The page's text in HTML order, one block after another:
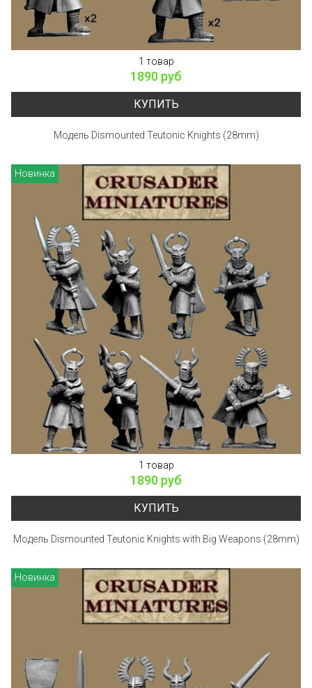
1 товар
1890 руб
КУПИТЬ
Модель Dismounted Teutonic Knights (28mm)
Новинка
1 товар
1890 руб
КУПИТЬ
Модель Dismounted Teutonic Knights with Big Weapons (28mm)
Новинка